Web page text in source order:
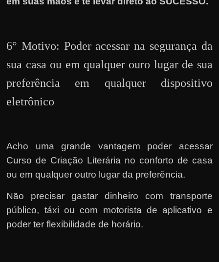
6° Motivo: Poder acessar na segurança da
sua casa ou em qualquer ouro lugar de sua
preferência em qualquer dispositivo
eletrônico
Acho uma grande vantagem poder acessar
Curso de Criação Literária no conforto de casa
ou em qualquer outro lugar da preferência.
Não precisar gastar dinheiro com transporte
público, táxi ou com motorista de aplicativo e
poder ter flexibilidade de horário.